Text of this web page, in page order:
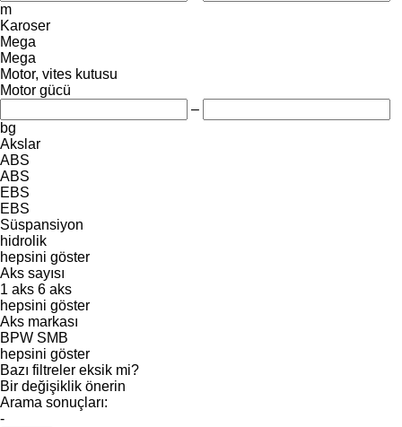
m
Karoser
Mega
Mega
Motor, vites kutusu
Motor gücü
–
bg
Akslar
ABS
ABS
EBS
EBS
Süspansiyon
hidrolik
hepsini göster
Aks sayısı
1 aks 6 aks
hepsini göster
Aks markası
BPW SMB
hepsini göster
Bazı filtreler eksik mi?
Bir değişiklik önerin
Arama sonuçları:
-